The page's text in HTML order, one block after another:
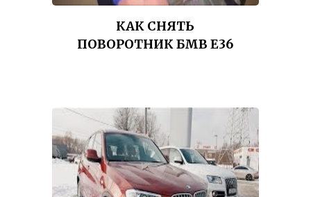
КАК СНЯТЬ
ПОВОРОТНИК БМВ Е36